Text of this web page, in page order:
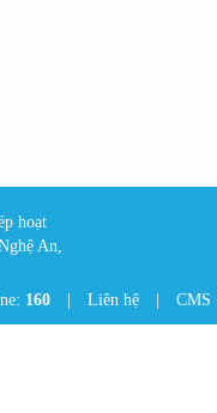
hoạt
An,
160 Liên hệ CMS